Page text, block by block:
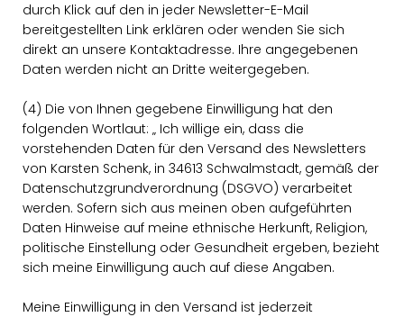
durch Klick auf den in jeder Newsletter-E-Mail
bereitgestellten Link erklären oder wenden Sie sich
direkt an unsere Kontaktadresse. Ihre angegebenen
Daten werden nicht an Dritte weitergegeben.
(4) Die von Ihnen gegebene Einwilligung hat den
folgenden Wortlaut: „ Ich willige ein, dass die
vorstehenden Daten für den Versand des Newsletters
von Karsten Schenk, in 34613 Schwalmstadt, gemäß der
Datenschutzgrundverordnung (DSGVO) verarbeitet
werden. Sofern sich aus meinen oben aufgeführten
Daten Hinweise auf meine ethnische Herkunft, Religion,
politische Einstellung oder Gesundheit ergeben, bezieht
sich meine Einwilligung auch auf diese Angaben.
Meine Einwilligung in den Versand ist jederzeit